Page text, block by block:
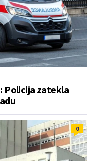
Policija zatekla
0